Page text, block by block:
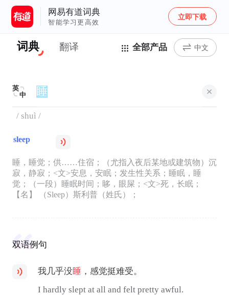
网易有道词典
智能学习更高效
立即下载
词典 翻译 全部产品 中文
英
中
/ shuì /
sleep
睡，睡觉；供……住宿；（尤指入夜后某地或建筑物）沉
寂，静寂；<文>安息，安眠；发生性关系；睡眠，睡
觉；（一段）睡眠时间；眵，眼屎；<文>死，长眠；
【名】 （Sleep）斯利普（姓氏）；
双语例句
我几乎没睡 ，感觉挺难受。
I hardly slept at all and felt pretty awful.